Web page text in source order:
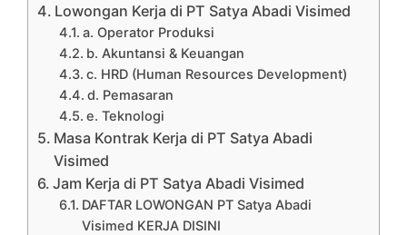
Lowongan Kerja di PT Satya Abadi Visimed
a. Operator Produksi
b. Akuntansi & Keuangan
c. HRD (Human Resources Development)
d. Pemasaran
e. Teknologi
Masa Kontrak Kerja di PT Satya Abadi
Visimed
Jam Kerja di PT Satya Abadi Visimed
DAFTAR LOWONGAN PT Satya Abadi
Visimed KERJA DISINI